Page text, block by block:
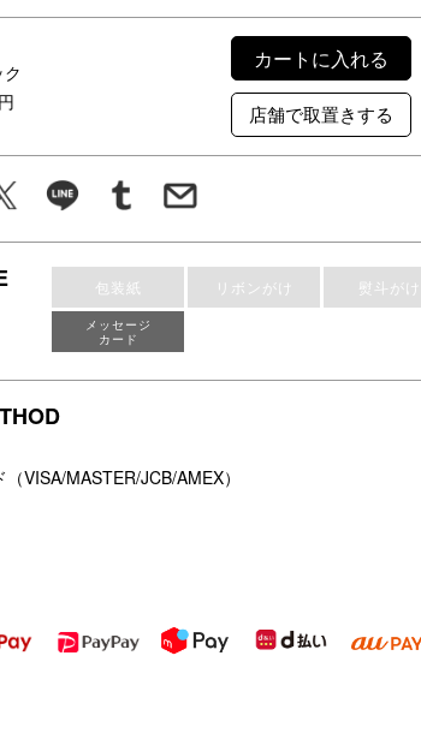
カートに入れる
包装紙 リボンがけ 熨斗がけ
メッセージ
カード
VISA/MASTER/JCB/AMEX）